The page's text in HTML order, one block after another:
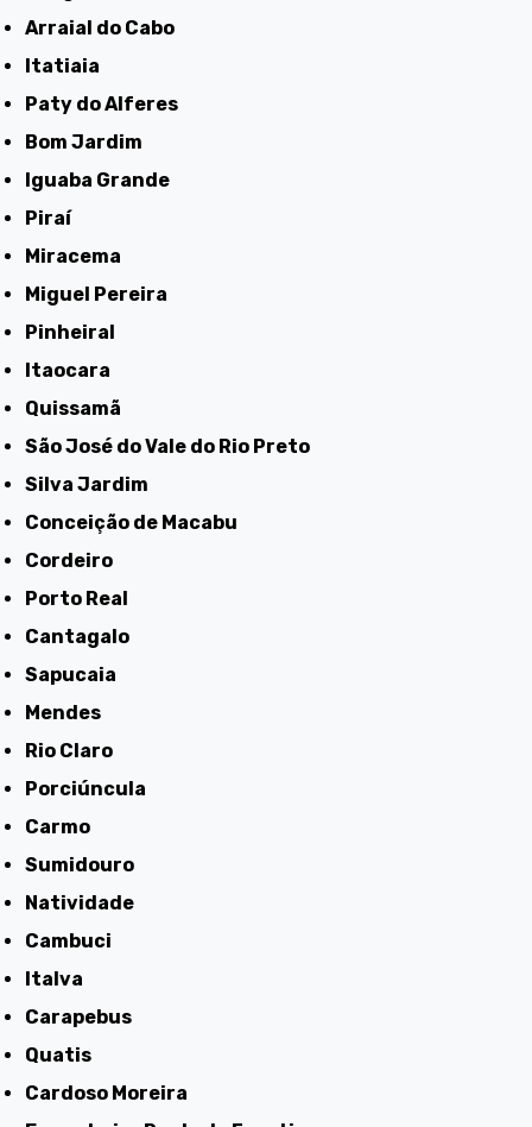
Arraial do Cabo
Itatiaia
Paty do Alferes
Bom Jardim
Iguaba Grande
Piraí
Miracema
Miguel Pereira
Pinheiral
Itaocara
Quissamã
São José do Vale do Rio Preto
Silva Jardim
Conceição de Macabu
Cordeiro
Porto Real
Cantagalo
Sapucaia
Mendes
Rio Claro
Porciúncula
Carmo
Sumidouro
Natividade
Cambuci
Italva
Carapebus
Quatis
Cardoso Moreira